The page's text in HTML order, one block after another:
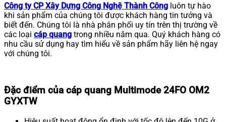
Công ty CP Xây Dựng Công Nghệ Thành Công luôn tự hào
khi sản phẩm của chúng tôi được khách hàng tin tưởng và
biết đến. Chúng tôi là nhà phân phối uy tín trên thị trường về
các loại cáp quang trong nhiều năm qua. Quý khách hàng có
nhu cầu sử dụng hay tìm hiểu về sản phẩm hãy liên hệ ngay
với chúng tôi.
Đặc điểm của cáp quang Multimode 24FO OM2
GYXTW